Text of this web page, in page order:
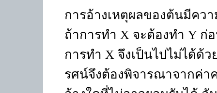
การอ้างเหตุผลของต้นมีคว
ถ้าการทำ X จะต้องทำ Y ก่
การทำ X จึงเป็นไปไม่ได้ด้
รศน์จึงต้องพิจารณาจากค่า